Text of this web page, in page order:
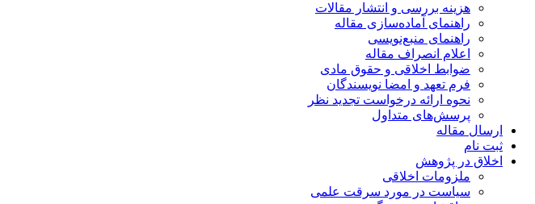
هزینه بررسی و انتشار مقالات
راهنمای آماده‌سازی مقاله
راهنمای منبع‌نویسی
اعلام انصراف مقاله
ضوابط اخلاقی و حقوق مادی
فرم تعهد و امضا نویسندگان
نحوه ارائه درخواست تجدید نظر
پرسش‌های متداول
ارسال مقاله
ثبت نام
اخلاق در پژوهش
ملزومات اخلاقی
سیاست در مورد سرقت علمی